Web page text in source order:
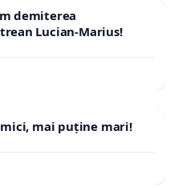
demiterea
Lucian-Marius!
mai puține mari!